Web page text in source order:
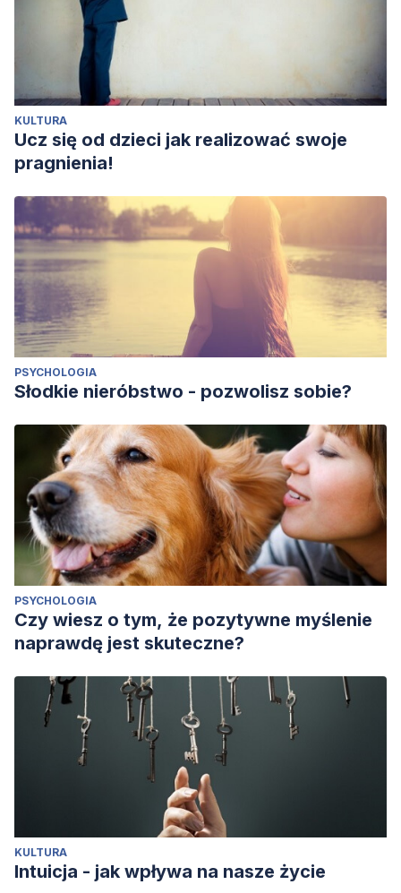
KULTURA
Ucz się od dzieci jak realizować swoje
pragnienia!
PSYCHOLOGIA
Słodkie nieróbstwo - pozwolisz sobie?
PSYCHOLOGIA
Czy wiesz o tym, że pozytywne myślenie
naprawdę jest skuteczne?
KULTURA
Intuicja - jak wpływa na nasze życie